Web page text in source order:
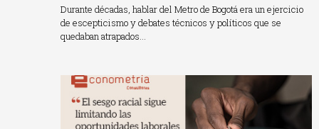
Durante décadas, hablar del Metro de Bogotá era un ejercicio
de escepticismo y debates técnicos y políticos que se
quedaban atrapados…